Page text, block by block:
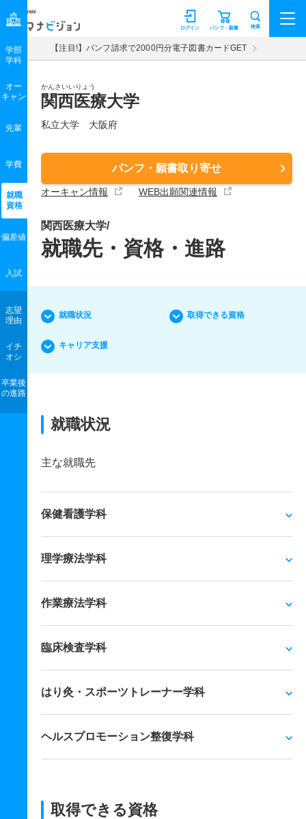
マナビジョン パンフ・願書
ログイン 検索
【注目!】パンフ請求で2000円分電子図書カードGET
かんさいいりょう
関西医療大学
私立大学 大阪府
パンフ・願書取り寄せ
オーキャン情報 WEB出願関連情報
学部
学科
オー
キャン
先輩
学費
就職
資格
偏差値
入試
志望
理由
イチ
オシ
卒業後
の進路
関西医療大学/
就職先・資格・進路
就職状況 取得できる資格
キャリア支援
就職状況
主な就職先
保健看護学科
理学療法学科
作業療法学科
臨床検査学科
はり灸・スポーツトレーナー学科
ヘルスプロモーション整復学科
取得できる資格